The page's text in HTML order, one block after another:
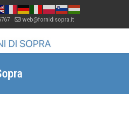
web@fornidisopra.it